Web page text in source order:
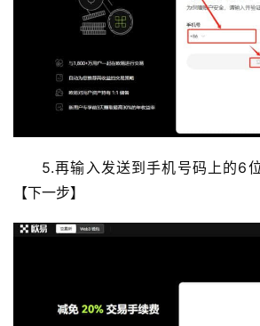
5.再输入发送到手机号码上的6
【下一步】